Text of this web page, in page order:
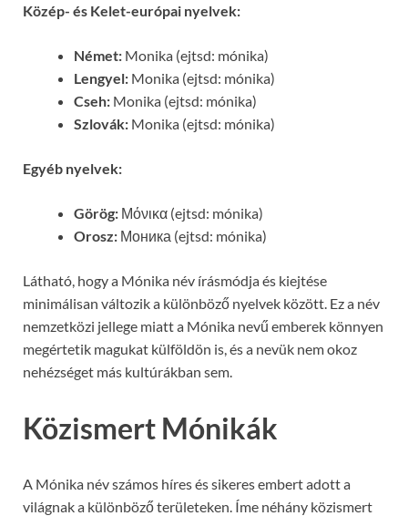
Közép- és Kelet-európai nyelvek:
Német: Monika (ejtsd: mónika)
Lengyel: Monika (ejtsd: mónika)
Cseh: Monika (ejtsd: mónika)
Szlovák: Monika (ejtsd: mónika)
Egyéb nyelvek:
Görög: Μόνικα (ejtsd: mónika)
Orosz: Моника (ejtsd: mónika)
Látható, hogy a Mónika név írásmódja és kiejtése
minimálisan változik a különböző nyelvek között. Ez a név
nemzetközi jellege miatt a Mónika nevű emberek könnyen
megértetik magukat külföldön is, és a nevük nem okoz
nehézséget más kultúrákban sem.
Közismert Mónikák
A Mónika név számos híres és sikeres embert adott a
világnak a különböző területeken. Íme néhány közismert